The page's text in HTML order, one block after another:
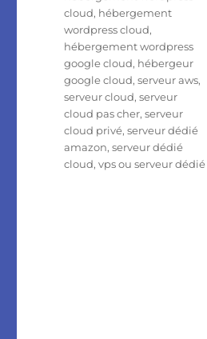
cloud, hébergement
wordpress cloud,
hébergement wordpress
google cloud, hébergeur
google cloud,serveur aws,
serveur cloud,serveur
cloud pas cher,serveur
cloud privé,serveur dédié
amazon,serveur dédié
cloud,vps ou serveur dédié